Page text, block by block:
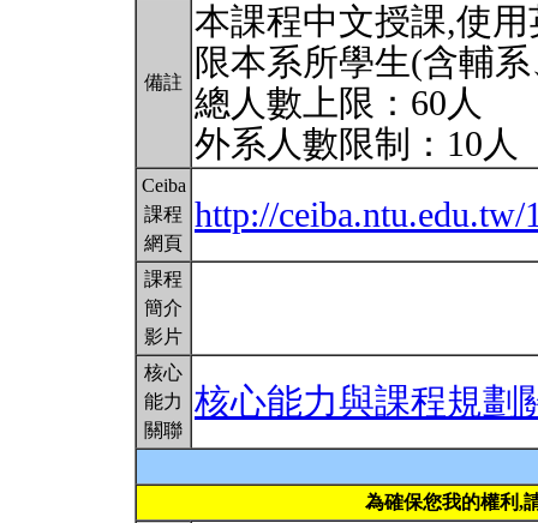
備註
本課程中文授課,使
限本系所學生(含輔
總人數上限：60人
外系人數限制：10人
Ceiba
課程
網頁
http://
課程
簡介
影片
核心
能力
關聯
核心能力與課程規劃
為確保您我的權利,